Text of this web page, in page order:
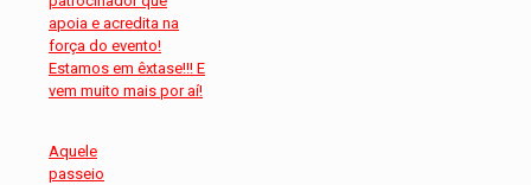
Aquele
passeio